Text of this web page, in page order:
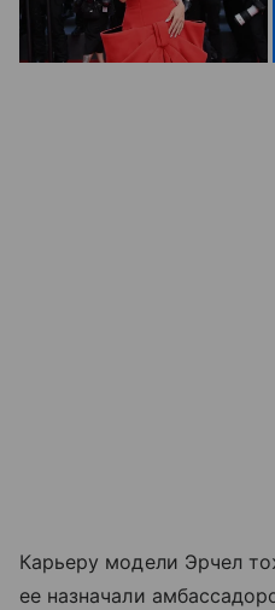
Карьеру модели Эрчел
ее назначали